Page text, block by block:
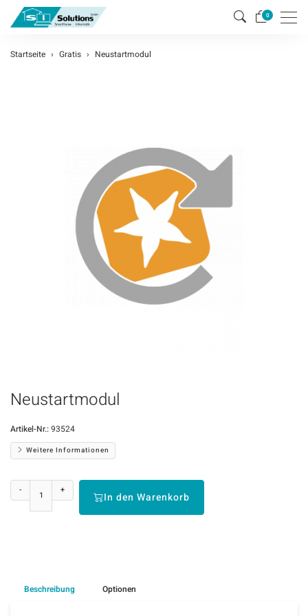
0 Menu
Startseite Gratis Neustartmodul
Neustartmodul
Artikel-Nr.:93524
Weitere Informationen
- +
In den Warenkorb
Beschreibung Optionen